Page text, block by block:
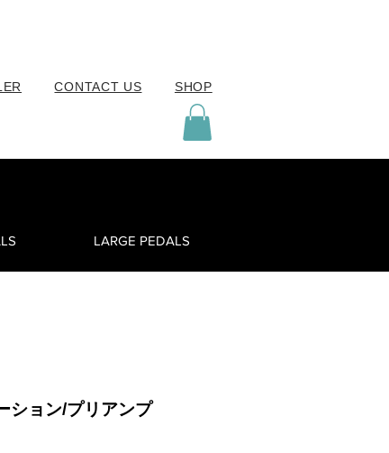
CONTACT US SHOP
LARGE PEDALS
ション/プリアンプ